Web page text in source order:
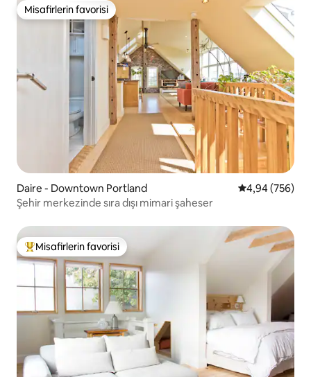
Misafirlerin favorisi
Misafirlerin favorisi
Daire - Downtown Portland 5 üzerinden
4,94 (756)
Şehir merkezinde sıra dışı mimari şaheser
Misafirlerin favorilerinden en beğenilenler arasında
Misafirlerin favorisi